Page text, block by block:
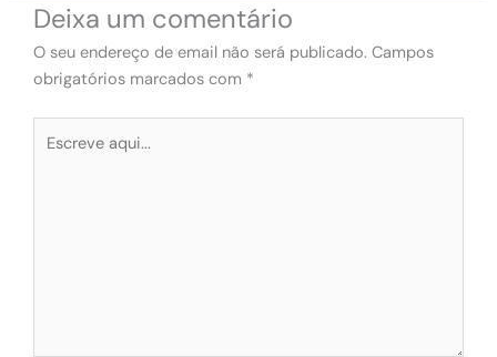
Deixa um comentário
O seu endereço de email não será publicado. Campos
obrigatórios marcados com *